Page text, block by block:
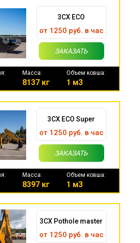
3CX ECO
от 1250 руб. в час
ЗАКАЗАТЬ
Масса:
8137 кг
Объем ковша:
1 м3
3CX ECO Super
от 1250 руб. в час
ЗАКАЗАТЬ
Масса:
8397 кг
Объем ковша:
1 м3
3CX Pothole master
от 1250 руб. в час